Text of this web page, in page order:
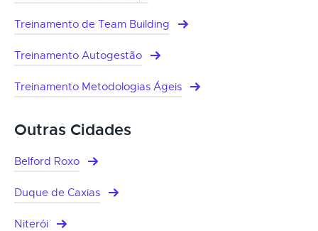
Treinamento de Team Building
Treinamento Autogestão
Treinamento Metodologias Ágeis
Outras Cidades
Belford Roxo
Duque de Caxias
Niterói